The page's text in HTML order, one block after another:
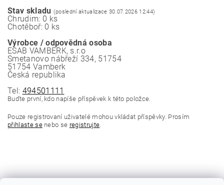
Stav skladu (poslední aktualizace 30.07.2026 12:44)
Chrudim: 0 ks
Chotěboř: 0 ks
Výrobce / odpovědná osoba
ESAB VAMBERK, s.r.o
Smetanovo nábřeží 334, 51754
51754 Vamberk
Česká republika
Tel: 494501111
Buďte první, kdo napíše příspěvek k této položce.
Pouze registrovaní uživatelé mohou vkládat příspěvky. Prosím
přihlaste senebo se registrujte.